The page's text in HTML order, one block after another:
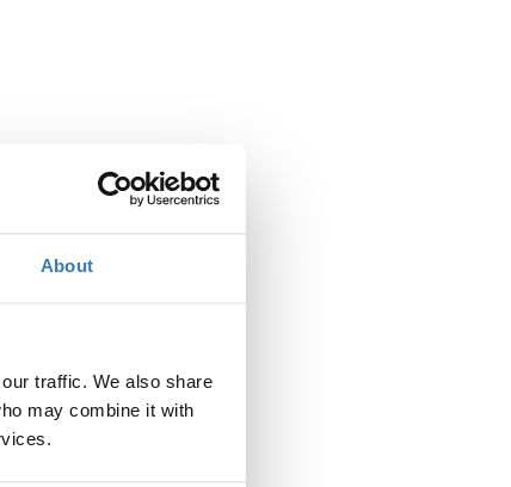
About
traffic. We also share
may combine it with